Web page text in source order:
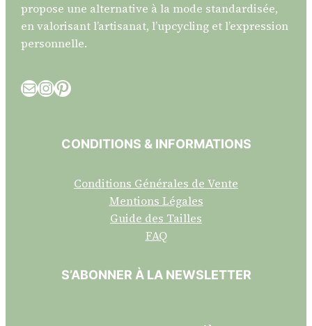
propose une alternative à la mode standardisée,
en valorisant l’artisanat, l’upcycling et l’expression
personnelle.
E-mail InstagramPinterest
CONDITIONS & INFORMATIONS
Conditions Générales de Vente
Mentions Légales
Guide des Tailles
FAQ
S’ABONNER À LA NEWSLETTER